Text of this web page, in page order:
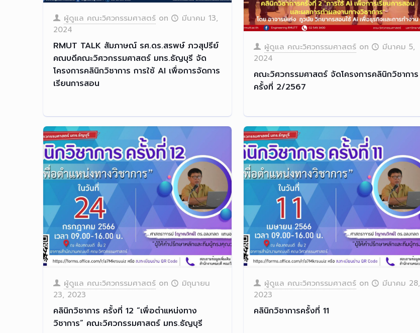
ผู้ดูแล คณะวิศวกรรมศาสตร์ on
มีนาคม 13,
2024
RMUT TALK สัมภาษณ์ รศ.ดร.สรพษ์ ภวสุปรีย์
คณบดีคณะวิศวกรรมศาสตร์ มทร.ธัญบุรี จัด
โครงการคลินิกวิชาการ การใช้ AI เพื่อการจัดการ
เรียนการสอน
ผู้ดูแล คณะวิศวกรรมศาสตร์ on
มีนาคม 5,
2024
คณะวิศวกรรมศาสตร์ จัดโครงการคลินิกวิชาการ
ครั้งที่ 2/2567
ผู้ดูแล คณะวิศวกรรมศาสตร์ on
มิถุนายน
23, 2023
คลินิกวิชาการ ครั้งที่ 12 “เพื่อตำแหน่งทาง
วิชาการ” คณะวิศวกรรมศาสตร์ มทร.ธัญบุรี
ผู้ดูแล คณะวิศวกรรมศาสตร์ on
มีนาคม 28,
2023
คลินิกวิชาการครั้งที่ 11